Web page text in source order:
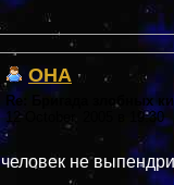
OHA
Re: Бригада злобных
12 October, 2005 в 19:30
человек не